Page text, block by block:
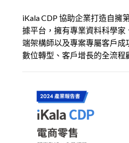
iKala CDP 協助企業打造⾃擁
據平台，擁有專業資料科學家
端架構師以及專案專屬客⼾成
數位轉型、客⼾增⻑的全流程